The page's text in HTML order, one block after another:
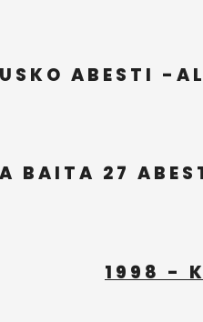
ABESTI -
BAITA 27
1998 -